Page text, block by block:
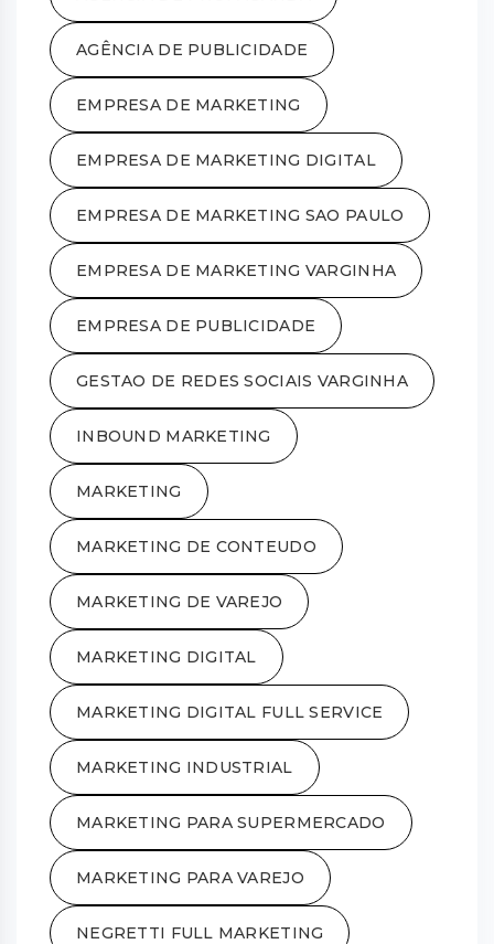
AGÊNCIA DE PUBLICIDADE
EMPRESA DE MARKETING
EMPRESA DE MARKETING DIGITAL
EMPRESA DE MARKETING SAO PAULO
EMPRESA DE MARKETING VARGINHA
EMPRESA DE PUBLICIDADE
GESTAO DE REDES SOCIAIS VARGINHA
INBOUND MARKETING
MARKETING
MARKETING DE CONTEUDO
MARKETING DE VAREJO
MARKETING DIGITAL
MARKETING DIGITAL FULL SERVICE
MARKETING INDUSTRIAL
MARKETING PARA SUPERMERCADO
MARKETING PARA VAREJO
NEGRETTI FULL MARKETING